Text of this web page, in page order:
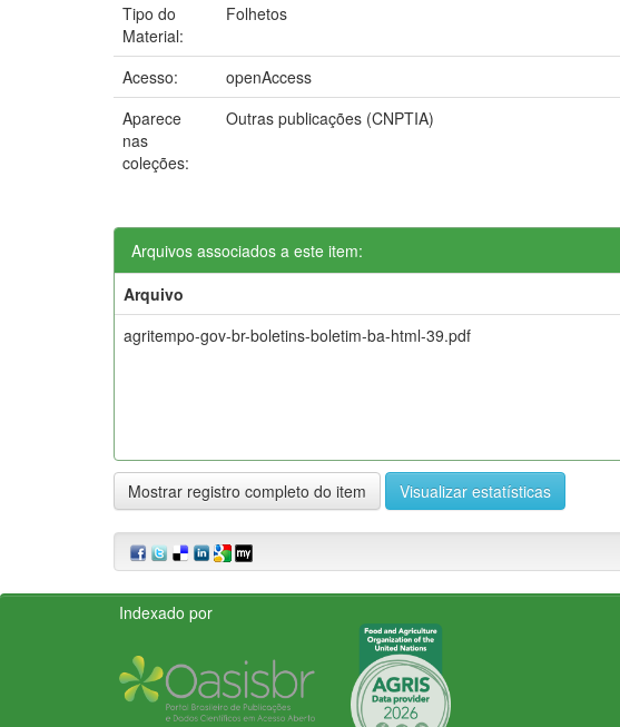
Tipo do
Material:
Folhetos
Acesso:
openAccess
Aparece
nas
coleções:
Outras publicações (CNPTIA)
Arquivos associados a este item:
Arquivo
agritempo-gov-br-boletins-boletim-ba-html-39.pdf
Mostrar registro completo do item Visualizar estatísticas
Indexado por